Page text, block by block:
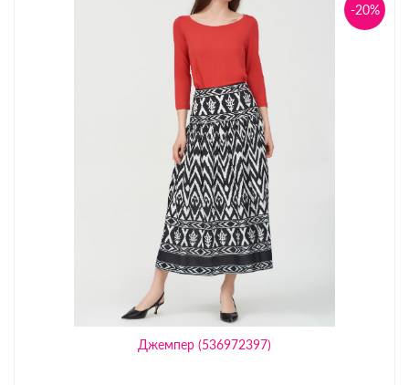
Джемпер (536972397)
-20%